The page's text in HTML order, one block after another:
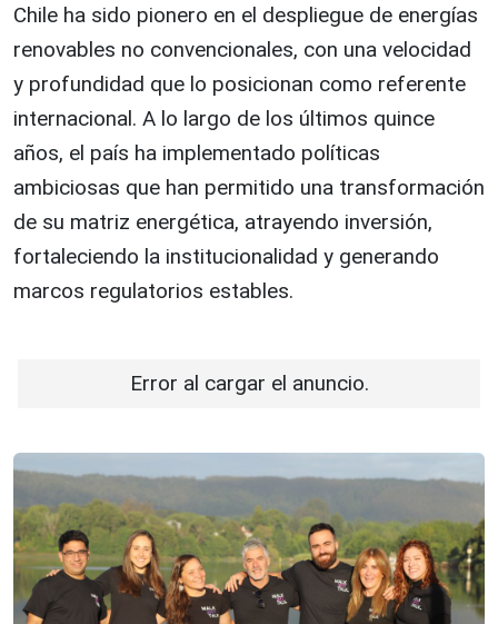
Chile ha sido pionero en el despliegue de energías
renovables no convencionales, con una velocidad
y profundidad que lo posicionan como referente
internacional. A lo largo de los últimos quince
años, el país ha implementado políticas
ambiciosas que han permitido una transformación
de su matriz energética, atrayendo inversión,
fortaleciendo la institucionalidad y generando
marcos regulatorios estables.
Error al cargar el anuncio.